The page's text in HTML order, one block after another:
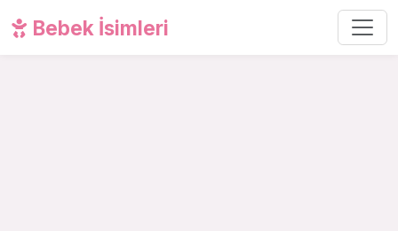
Bebek İsimleri